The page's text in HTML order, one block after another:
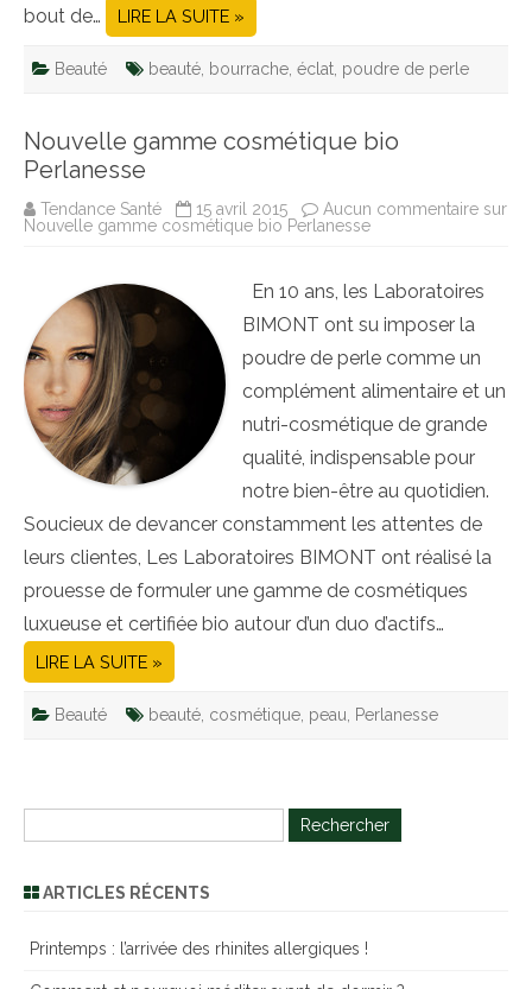
bout de…
LIRE LA SUITE »
Beauté beauté bourrache éclat poudre de perle
Nouvelle gamme cosmétique bio
Perlanesse
Tendance Santé 15 avril 2015 Aucun commentaire sur
Nouvelle gamme cosmétique bio Perlanesse
En 10 ans, les Laboratoires
BIMONT ont su imposer la
poudre de perle comme un
complément alimentaire et un
nutri-cosmétique de grande
qualité, indispensable pour
notre bien-être au quotidien.
Soucieux de devancer constamment les attentes de
leurs clientes, Les Laboratoires BIMONT ont réalisé la
prouesse de formuler une gamme de cosmétiques
luxueuse et certifiée bio autour d’un duo d’actifs…
LIRE LA SUITE »
Beauté beauté cosmétique peau Perlanesse
ARTICLES RÉCENTS
Printemps : l’arrivée des rhinites allergiques !